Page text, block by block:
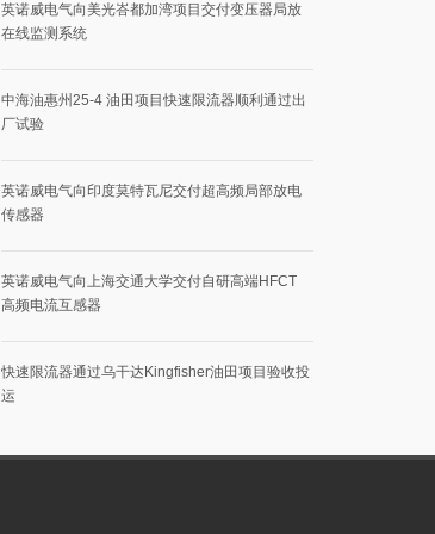
英诺威电气向美光峇都加湾项目交付变压器局放
在线监测系统
中海油惠州25-4 油田项目快速限流器顺利通过出
厂试验
英诺威电气向印度莫特瓦尼交付超高频局部放电
传感器
英诺威电气向上海交通大学交付自研高端HFCT
高频电流互感器
快速限流器通过乌干达Kingfisher油田项目验收投
运